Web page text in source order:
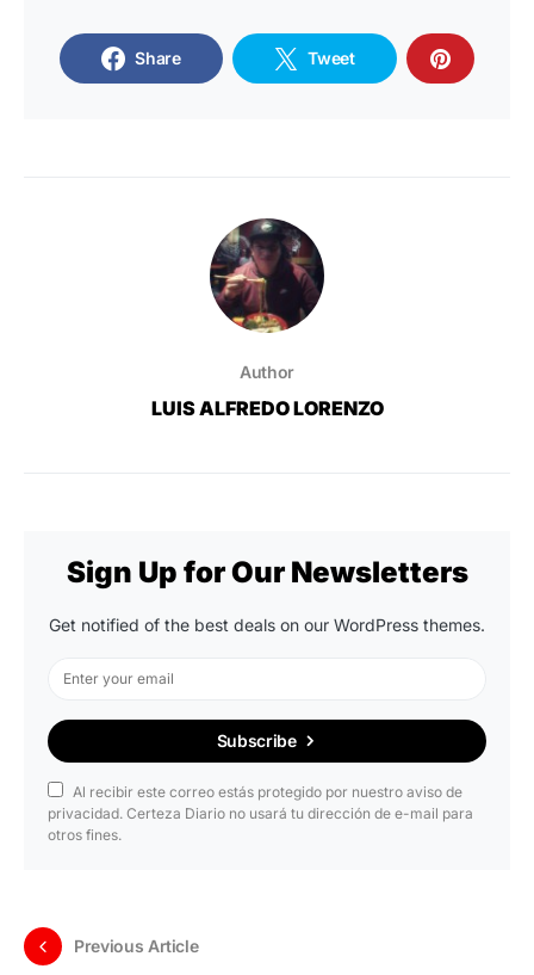
Share Tweet
Author
LUIS ALFREDO LORENZO
Sign Up for Our Newsletters
Get notified of the best deals on our WordPress themes.
Subscribe
Al recibir este correo estás protegido por nuestro aviso de
privacidad. Certeza Diario no usará tu dirección de e-mail para
otros fines.
Previous Article